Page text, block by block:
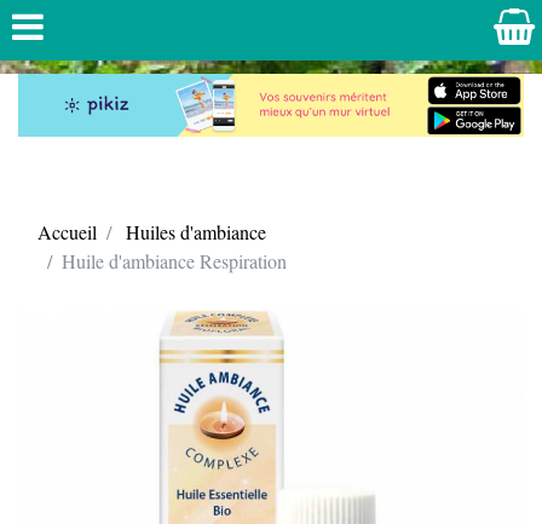
Accueil
Huiles d'ambiance
Huile d'ambiance Respiration